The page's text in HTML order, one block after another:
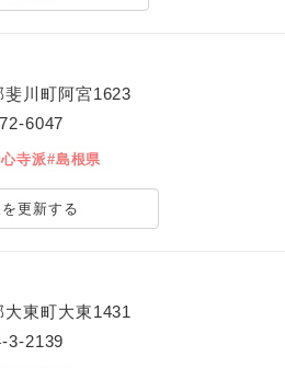
斐川町阿宮1623
6047
寺派#島根県
更新する
大東町大東1431
3-2139